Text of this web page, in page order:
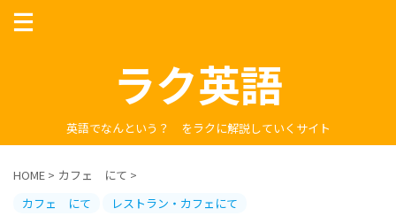
ラク英語
英語でなんという？ をラクに解説していくサイト
HOME > カフェ にて >
カフェ にて
レストラン・カフェにて